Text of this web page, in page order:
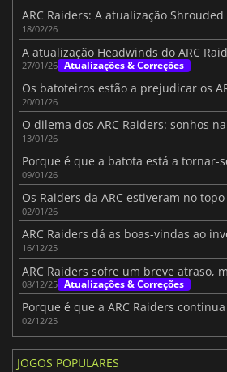
18/02/26
27/01/26 Atualizações & Correções
20/01/26
13/01/26
09/01/26
02/01/26
16/12/25
08/12/25 Atualizações & Correções
02/12/25
JOGOS POPULARES